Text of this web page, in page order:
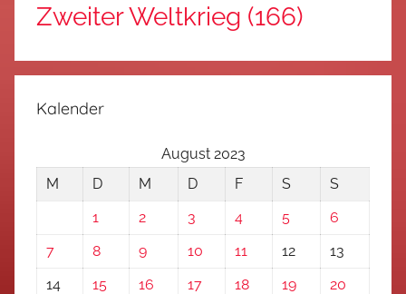
Zweiter Weltkrieg (166)
Kalender
August 2023
M
D M D F S
S
1
2 3 4 5
6
7
8 9 10 11 12
13
14
15 16 17 18 19
20